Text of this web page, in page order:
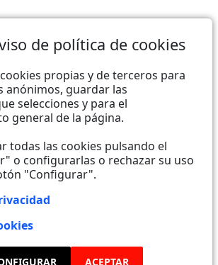
2023 @Todos los derechos
de política de cookies
propias y de terceros para
anónimos, guardar las
selecciones y para el
general de la página.
todas las cookies pulsando el
o configurarlas o rechazar su uso
"Configurar".
ACEPTAR